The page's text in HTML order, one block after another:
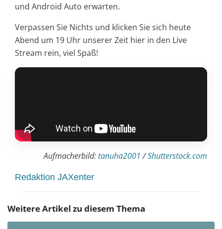
und Android Auto erwarten.
Verpassen Sie Nichts und klicken Sie sich heute
Abend um 19 Uhr unserer Zeit hier in den Live
Stream rein, viel Spaß!
Aufmacherbild:tanuha2001 /Shutterstock.com
Redaktion JAXenter
Weitere Artikel zu diesem Thema